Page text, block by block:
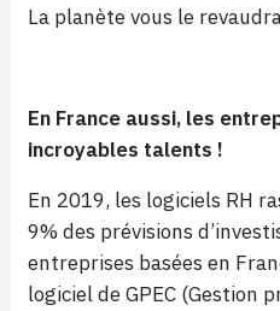
La planète vous le
En France aussi, les
incroyables talents !
En 2019, les logiciels RH
9% des prévisions
entreprises basées en
logiciel de GPEC (Gestion